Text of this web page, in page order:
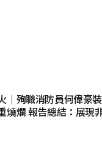
｜殉職消防員何偉豪
燒爛 報告總結：展現